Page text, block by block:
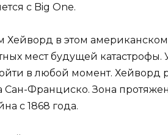
с Big One.
Хейворд в этом
мест будущей катастрофы.
в любой момент. Хейворд
Сан-Франциско. Зона
с 1868 года.